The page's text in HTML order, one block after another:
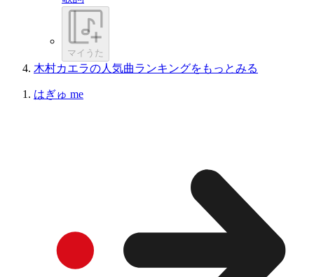
マイうた
木村カエラの人気曲ランキングをもっとみる
はぎゅ me